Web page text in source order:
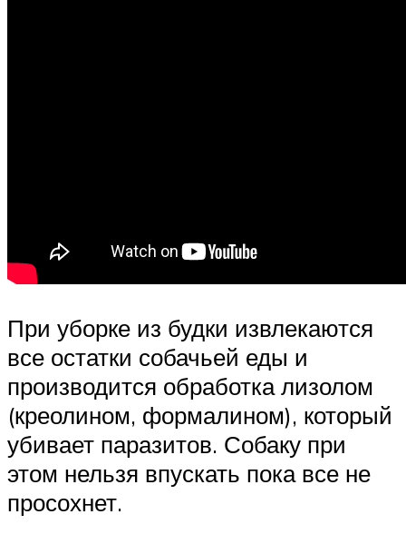
При уборке из будки извлекаются
все остатки собачьей еды и
производится обработка лизолом
(креолином, формалином), который
убивает паразитов. Собаку при
этом нельзя впускать пока все не
просохнет.